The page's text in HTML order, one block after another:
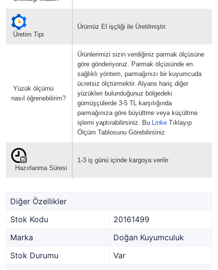
Üretim Tipi
Ürümüz El işçliği ile Üretilmiştir.
Yüzük ölçümü
nasıl öğrenebilirim?
Ürünlerimizi sizin verdiğiniz parmak ölçüsüne
göre gönderiyoruz. Parmak ölçüsünde en
sağlıklı yöntem, parmağınızı bir kuyumcuda
ücretsiz ölçtürmektir. Alyans hariç diğer
yüzükleri bulunduğunuz bölgedeki
gümüşçülerde 3-5 TL karşılığında
parmağınıza göre büyültme veya küçültme
işlemi yaptırabilirsiniz. Bu Linke Tıklayıp
Ölçüm Tablosunu Görebilirsiniz
Hazırlanma Süresi
1-3 iş günü içinde kargoya verilir
Diğer Özellikler
Stok Kodu
20161499
Marka
Doğan Kuyumculuk
Stok Durumu
Var